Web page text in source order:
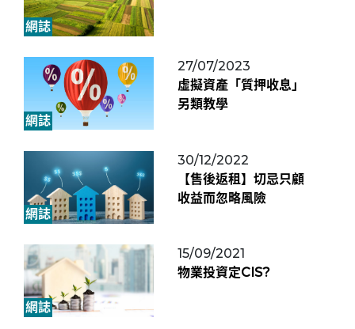
網誌
網誌
27/07/2023
虛擬資產「質押收息」
另類教學
網誌
30/12/2022
【售後返租】切忌只顧
收益而忽略風險
網誌
15/09/2021
物業投資定CIS?